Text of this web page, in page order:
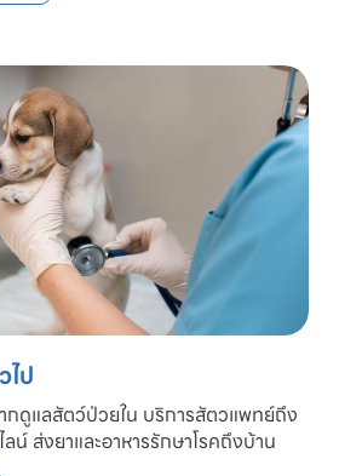
ไป
ดูแลสัตว์ป่วยใน บริการสัตวแพทย์ถึง
น์ ส่งยาและอาหารรักษาโรคถึงบ้าน